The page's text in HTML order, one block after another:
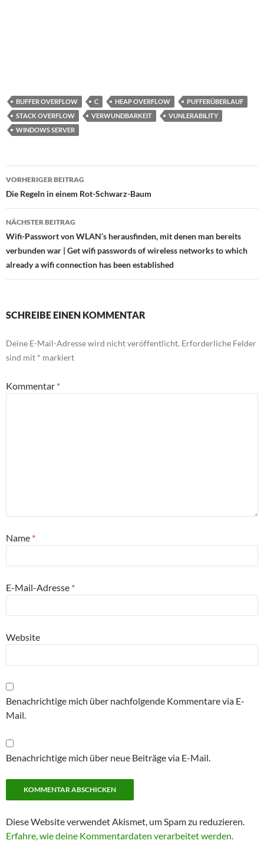
BUFFER OVERFLOW C HEAP OVERFLOW
PUFFERÜBERLAUF
STACK OVERFLOW
VERWUNDBARKEIT
VUNLERABILITY
WINDOWS SERVER
Beitragsnavigation
VORHERIGER BEITRAG
Die Regeln in einem Rot-Schwarz-Baum
NÄCHSTER BEITRAG
Wifi-Passwort von WLAN’s herausfinden, mit denen man bereits
verbunden war | Get wifi passwords of wireless networks to which
already a wifi connection has been established
SCHREIBE EINEN KOMMENTAR
Deine E-Mail-Adresse wird nicht veröffentlicht. Erforderliche Felder
sind mit * markiert
Kommentar *
Name *
E-Mail-Adresse *
Website
Benachrichtige mich über nachfolgende Kommentare via E-
Mail.
Benachrichtige mich über neue Beiträge via E-Mail.
Diese Website verwendet Akismet, um Spam zu reduzieren.
Erfahre, wie deine Kommentardaten verarbeitet werden.